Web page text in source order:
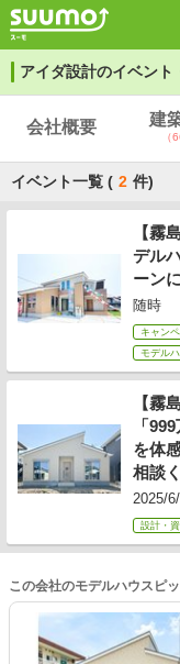
アイダ設計のイベント
会社概要 建
（
イベント一覧 ( 2 件)
【霧
デル
ーン
随時
キャン
モデル
【霧
「
を体
相談
2025/
設計・
この会社のモデルハウスピ